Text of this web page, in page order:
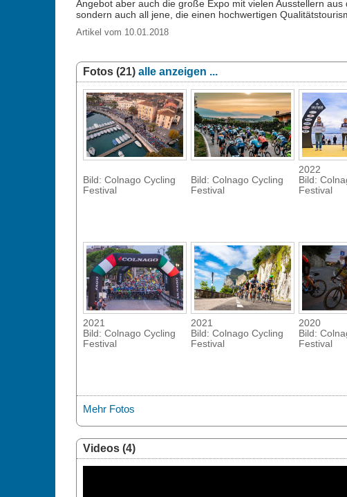
Angebot aber auch die große Expo mit vielen Ausstellern
sondern auch all jene, die einen hochwertigen
Artikel vom 10.01.2018
Fotos (21) alle anzeigen ...
Bild: Colnago Cycling
Festival
Bild: Colnago Cycling
Festival
2022
Bild:
Festival
2021
Bild: Colnago Cycling
Festival
2021
Bild: Colnago Cycling
Festival
2020
Bild:
Festival
Mehr Fotos
Videos (4)